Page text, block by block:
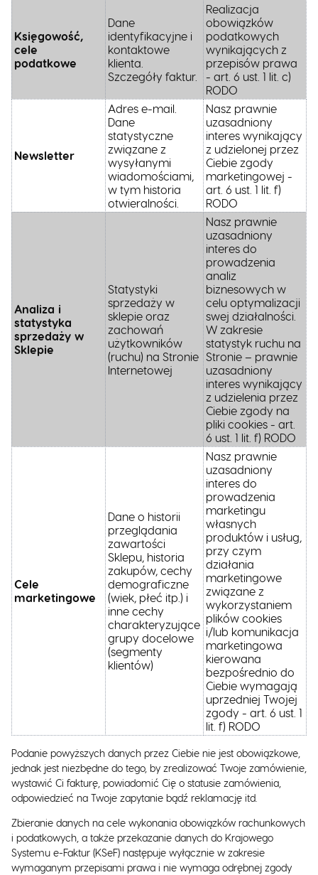
Księgowość,
cele
podatkowe
Dane
identyfikacyjne i
kontaktowe
klienta.
Szczegóły faktur.
Realizacja
obowiązków
podatkowych
wynikających z
przepisów prawa
- art. 6 ust. 1 lit. c)
RODO
Newsletter
Adres e-mail.
Dane
statystyczne
związane z
wysyłanymi
wiadomościami,
w tym historia
otwieralności.
Nasz prawnie
uzasadniony
interes wynikający
z udzielonej przez
Ciebie zgody
marketingowej -
art. 6 ust. 1 lit. f)
RODO
Analiza i
statystyka
sprzedaży w
Sklepie
Statystyki
sprzedaży w
sklepie oraz
zachowań
użytkowników
(ruchu) na Stronie
Internetowej
Nasz prawnie
uzasadniony
interes do
prowadzenia
analiz
biznesowych w
celu optymalizacji
swej działalności.
W zakresie
statystyk ruchu na
Stronie – prawnie
uzasadniony
interes wynikający
z udzielenia przez
Ciebie zgody na
pliki cookies - art.
6 ust. 1 lit. f) RODO
Cele
marketingowe
Dane o historii
przeglądania
zawartości
Sklepu, historia
zakupów, cechy
demograficzne
(wiek, płeć itp.) i
inne cechy
charakteryzujące
grupy docelowe
(segmenty
klientów)
Nasz prawnie
uzasadniony
interes do
prowadzenia
marketingu
własnych
produktów i usług,
przy czym
działania
marketingowe
związane z
wykorzystaniem
plików cookies
i/lub komunikacja
marketingowa
kierowana
bezpośrednio do
Ciebie wymagają
uprzedniej Twojej
zgody - art. 6 ust. 1
lit. f) RODO
Podanie powyższych danych przez Ciebie nie jest obowiązkowe,
jednak jest niezbędne do tego, by zrealizować Twoje zamówienie,
wystawić Ci fakturę, powiadomić Cię o statusie zamówienia,
odpowiedzieć na Twoje zapytanie bądź reklamację itd.
Zbieranie danych na cele wykonania obowiązków rachunkowych
i podatkowych, a także przekazanie danych do Krajowego
Systemu e-Faktur (KSeF) następuje wyłącznie w zakresie
wymaganym przepisami prawa i nie wymaga odrębnej zgody